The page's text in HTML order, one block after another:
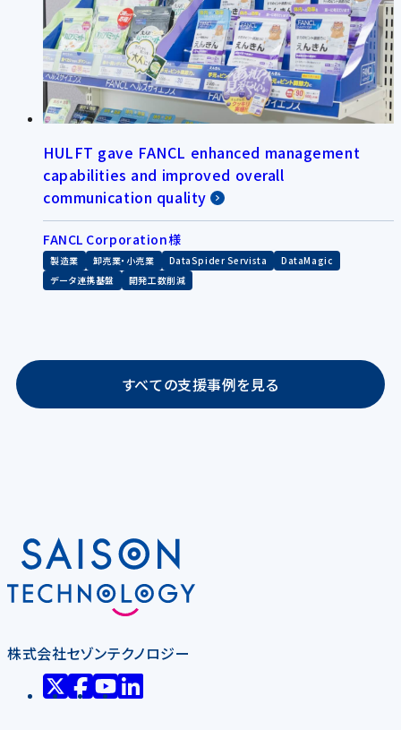
HULFT gave FANCL enhanced management
capabilities and improved overall
communication quality
FANCL Corporation様
製造業 卸売業・小売業 DataSpider Servista
DataMagic
データ連携基盤
開発工数削減
すべての支援事例を見る
株式会社セゾンテクノロジー